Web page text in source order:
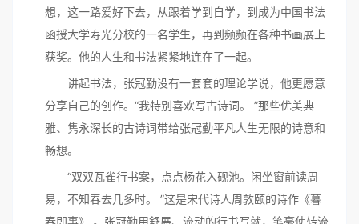
想，这一路爱好下去，从跟着学到自学，到成为中国书法
函授大学寿光分校的一名学生，再到频频在各种书画展上
获奖。他的人生和书法紧紧地连在了一起。
讲起书法，张冠勤没有一套套的理论学说，他更愿意
分享自己的创作。“我特别喜欢写古诗词。 ”那些优美典
雅、隽永深长的古诗词带给张冠勤平凡人生无限的诗意和
畅想。
“双双瓦雀行书案，点点杨花入砚池。闲坐窗前读周
易，不知春去几多时。 ”这是宋代诗人周敦颐的诗作《暮
春即事》 。张冠勤用舒展、流动的行书写就，笔毫使转流